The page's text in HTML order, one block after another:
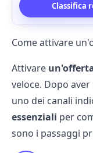
Classifica
Come attivare
Attivare
veloce. Dopo
uno dei canali
essenziali per
sono i passaggi